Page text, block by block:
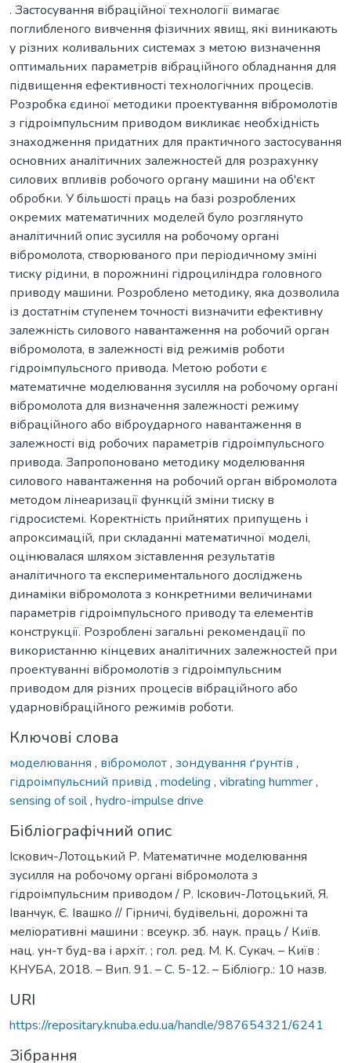
. Застосування вібраційної технології вимагає
поглибленого вивчення фізичних явищ, які виникають
у різних коливальних системах з метою визначення
оптимальних параметрів вібраційного обладнання для
підвищення ефективності технологічних процесів.
Розробка єдиної методики проектування вібромолотів
з гідроімпульсним приводом викликає необхідність
знаходження придатних для практичного застосування
основних аналітичних залежностей для розрахунку
силових впливів робочого органу машини на об'єкт
обробки. У більшості праць на базі розроблених
окремих математичних моделей було розглянуто
аналітичний опис зусилля на робочому органі
вібромолота, створюваного при періодичному зміні
тиску рідини, в порожнині гідроциліндра головного
приводу машини. Розроблено методику, яка дозволила
із достатнім ступенем точності визначити ефективну
залежність силового навантаження на робочий орган
вібромолота, в залежності від режимів роботи
гідроімпульсного привода. Метою роботи є
математичне моделювання зусилля на робочому органі
вібромолота для визначення залежності режиму
вібраційного або віброударного навантаження в
залежності від робочих параметрів гідроімпульсного
привода. Запропоновано методику моделювання
силового навантаження на робочий орган вібромолота
методом лінеаризації функцій зміни тиску в
гідросистемі. Коректність прийнятих припущень і
апроксимацій, при складанні математичної моделі,
оцінювалася шляхом зіставлення результатів
аналітичного та експериментального досліджень
динаміки вібромолота з конкретними величинами
параметрів гідроімпульсного приводу та елементів
конструкції. Розроблені загальні рекомендації по
використанню кінцевих аналітичних залежностей при
проектуванні вібромолотів з гідроімпульсним
приводом для різних процесів вібраційного або
ударновібраційного режимів роботи.
Ключові слова
моделювання , вібромолот, зондування ґрунтів ,
гідроімпульсний привід , modeling , vibrating hummer,
sensing of soil, hydro-impulse drive
Бібліографічний опис
Іскович-Лотоцький Р. Математичне моделювання
зусилля на робочому органі вібромолота з
гідроімпульсним приводом / Р. Іскович-Лотоцький, Я.
Іванчук, Є. Івашко // Гірничі, будівельні, дорожні та
меліоративні машини : всеукр. зб. наук. праць / Київ.
нац. ун-т буд-ва і архіт. ; гол. ред. М. К. Сукач. – Київ :
КНУБА, 2018. – Вип. 91. – С. 5-12. – Бібліогр.: 10 назв.
URI
https://repositary.knuba.edu.ua/handle/987654321/6241
Зібрання